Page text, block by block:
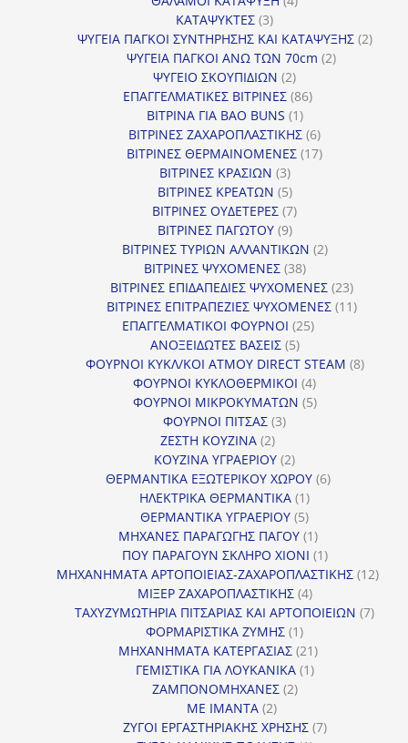
ΚΑΤΑΨΥΚΤΕΣ 33
προϊόντα
ΨΥΓΕΙΑ ΠΑΓΚΟΙ ΣΥΝΤΗΡΗΣΗΣ ΚΑΙ ΚΑΤΑΨΥΞΗΣ 22
ΨΥΓΕΙΑ ΠΑΓΚΟΙ ΑΝΩ ΤΩΝ 70cm 22
ΨΥΓΕΙΟ ΣΚΟΥΠΙΔΙΩΝ 22
προϊόντα
ΕΠΑΓΓΕΛΜΑΤΙΚΕΣ ΒΙΤΡΙΝΕΣ 8686
ΒΙΤΡΙΝΑ ΓΙΑ BAO BUNS 11
προϊόν
ΒΙΤΡΙΝΕΣ ΖΑΧΑΡΟΠΛΑΣΤΙΚΗΣ 66
προϊόντα
ΒΙΤΡΙΝΕΣ ΘΕΡΜΑΙΝΟΜΕΝΕΣ 1717
ΒΙΤΡΙΝΕΣ ΚΡΑΣΙΩΝ 33
προϊόντα
ΒΙΤΡΙΝΕΣ ΚΡΕΑΤΩΝ 55
προϊόντα
ΒΙΤΡΙΝΕΣ ΟΥΔΕΤΕΡΕΣ 77
ΒΙΤΡΙΝΕΣ ΠΑΓΩΤΟΥ 99
προϊόντα
ΒΙΤΡΙΝΕΣ ΤΥΡΙΩΝ ΑΛΛΑΝΤΙΚΩΝ 22
ΒΙΤΡΙΝΕΣ ΨΥΧΟΜΕΝΕΣ 3838
προϊόντα
ΒΙΤΡΙΝΕΣ ΕΠΙΔΑΠΕΔΙΕΣ ΨΥΧΟΜΕΝΕΣ 2323
προϊόντα
ΒΙΤΡΙΝΕΣ ΕΠΙΤΡΑΠΕΖΙΕΣ ΨΥΧΟΜΕΝΕΣ 1111
ΕΠΑΓΓΕΛΜΑΤΙΚΟΙ ΦΟΥΡΝΟΙ 2525
ΑΝΟΞΕΙΔΩΤΕΣ ΒΑΣΕΙΣ 55
προϊόντα
ΦΟΥΡΝΟΙ ΚΥΚΛ/ΚΟΙ ΑΤΜΟΥ DIRECT STEAM 88
ΦΟΥΡΝΟΙ ΚΥΚΛΟΘΕΡΜΙΚΟΙ 44
προϊόντα
ΦΟΥΡΝΟΙ ΜΙΚΡΟΚΥΜΑΤΩΝ 55
ΦΟΥΡΝΟΙ ΠΙΤΣΑΣ 33
ΖΕΣΤΗ ΚΟΥΖΙΝΑ 22
προϊόντα
ΚΟΥΖΙΝΑ ΥΓΡΑΕΡΙΟΥ 22
προϊόντα
ΘΕΡΜΑΝΤΙΚΑ ΕΞΩΤΕΡΙΚΟΥ ΧΩΡΟΥ 66
ΗΛΕΚΤΡΙΚΑ ΘΕΡΜΑΝΤΙΚΑ 11
προϊόν
ΘΕΡΜΑΝΤΙΚΑ ΥΓΡΑΕΡΙΟΥ 55
προϊόντα
ΜΗΧΑΝΕΣ ΠΑΡΑΓΩΓΗΣ ΠΑΓΟΥ 11
προϊόν
ΠΟΥ ΠΑΡΑΓΟΥΝ ΣΚΛΗΡΟ ΧΙΟΝΙ 11
προϊόν
ΜΗΧΑΝΗΜΑΤΑ ΑΡΤΟΠΟΙΕΙΑΣ-ΖΑΧΑΡΟΠΛΑΣΤΙΚΗΣ 1212
ΜΙΞΕΡ ΖΑΧΑΡΟΠΛΑΣΤΙΚΗΣ 44
προϊόντα
ΤΑΧΥΖΥΜΩΤΗΡΙΑ ΠΙΤΣΑΡΙΑΣ ΚΑΙ ΑΡΤΟΠΟΙΕΙΩΝ 77
ΦΟΡΜΑΡΙΣΤΙΚΑ ΖΥΜΗΣ 11
προϊόν
ΜΗΧΑΝΗΜΑΤΑ ΚΑΤΕΡΓΑΣΙΑΣ 2121
προϊόντα
ΓΕΜΙΣΤΙΚΑ ΓΙΑ ΛΟΥΚΑΝΙΚΑ 11
ΖΑΜΠΟΝΟΜΗΧΑΝΕΣ 22
ΜΕ ΙΜΑΝΤΑ 22
προϊόντα
ΖΥΓΟΙ ΕΡΓΑΣΤΗΡΙΑΚΗΣ ΧΡΗΣΗΣ 77